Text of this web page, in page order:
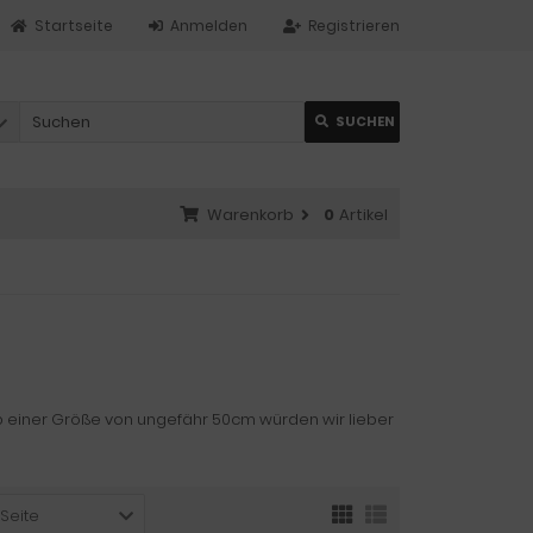
Registrieren
Anmelden
Startseite
SUCHEN
Warenkorb 0 Artikel
einer Größe von ungefähr 50cm würden wir lieber